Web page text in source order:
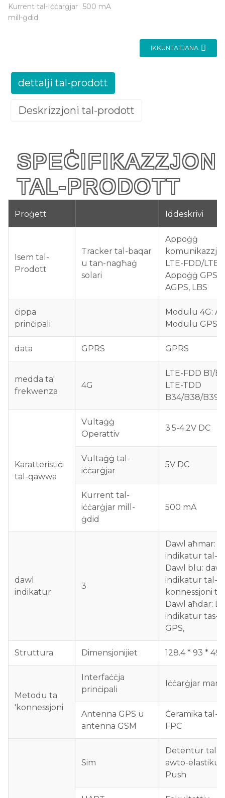
Kurrent tal-Iċċarġjar
mill-ġdid
500 mA
IKKUNTATJANA
dettalji tal-prodott
Deskrizzjoni tal-prodott
TAL-PRODOTT
Proġett Iddeskrivi
Isem tal-
Prodott
Tracker tal-baqar
u tan-nagħaġ
solari
Appoġġ
LTE-FDD/LTE-
Appoġġ GPS,
AGPS, LBS
ċippa
prinċipali
Modulu 4G:
Modulu GPS:
data GPRS GPRS
medda ta'
frekwenza
4G
LTE-FDD B1/
LTE-TDD
B34/B38/B39/
Karatteristiċi
tal-qawwa
Vultaġġ
Operattiv
3.5-4.2V DC
Vultaġġ tal-
iċċarġjar
5V DC
Kurrent tal-
iċċarġjar mill-
ġdid
500 mA
dawl
indikatur
3
Dawl aħmar:
indikatur tal-
Dawl blu: dawl
indikatur tal-
konnessjoni
Dawl aħdar:
indikatur tas-
GPS,
Struttura Dimensjonijiet 128.4 * 93 *
Metodu ta
'konnessjoni
Interfaċċja
prinċipali
Iċċarġjar
Antenna GPS u
antenna GSM
Ċeramika tal-
FPC
Sim
Detentur tal-
awto-elastiku
Push